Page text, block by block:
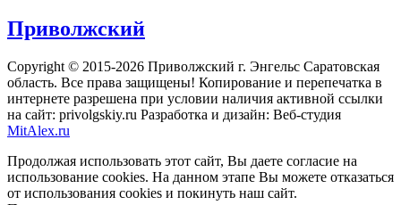
Приволжский
Copyright © 2015-2026 Приволжский г. Энгельс Саратовская
область. Все права защищены! Копирование и перепечатка в
интернете разрешена при условии наличия активной ссылки
на сайт: privolgskiy.ru Разработка и дизайн: Веб-студия
MitAlex.ru
Продолжая использовать этот сайт, Вы даете согласие на
использование cookies. На данном этапе Вы можете отказаться
от использования cookies и покинуть наш сайт.